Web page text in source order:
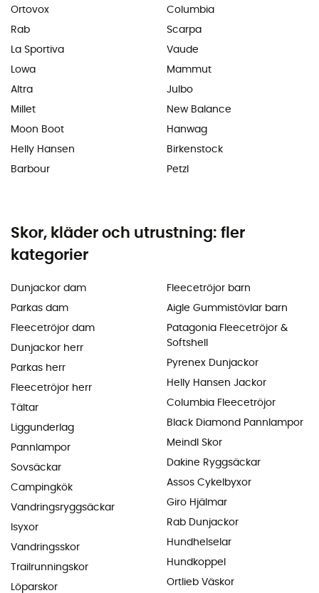
Ortovox
Rab
La Sportiva
Lowa
Altra
Millet
Moon Boot
Helly Hansen
Barbour
Columbia
Scarpa
Vaude
Mammut
Julbo
New Balance
Hanwag
Birkenstock
Petzl
Skor, kläder och utrustning: fler
kategorier
Dunjackor dam
Parkas dam
Fleecetröjor dam
Dunjackor herr
Parkas herr
Fleecetröjor herr
Tältar
Liggunderlag
Pannlampor
Sovsäckar
Campingkök
Vandringsryggsäckar
Isyxor
Vandringsskor
Trailrunningskor
Löparskor
Fleecetröjor barn
Aigle Gummistövlar barn
Patagonia Fleecetröjor &
Softshell
Pyrenex Dunjackor
Helly Hansen Jackor
Columbia Fleecetröjor
Black Diamond Pannlampor
Meindl Skor
Dakine Ryggsäckar
Assos Cykelbyxor
Giro Hjälmar
Rab Dunjackor
Hundhelselar
Hundkoppel
Ortlieb Väskor